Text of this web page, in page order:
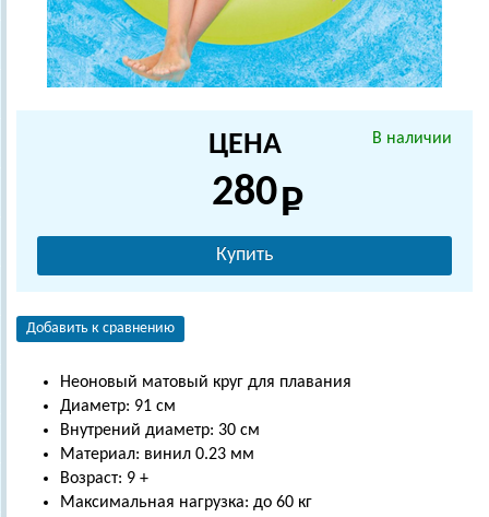
В наличии
ЦЕНА
280
Купить
Добавить к сравнению
Неоновый матовый круг для плавания
Диаметр: 91 см
Внутрений диаметр: 30 см
Материал: винил 0.23 мм
Возраст: 9 +
Максимальная нагрузка: до 60 кг